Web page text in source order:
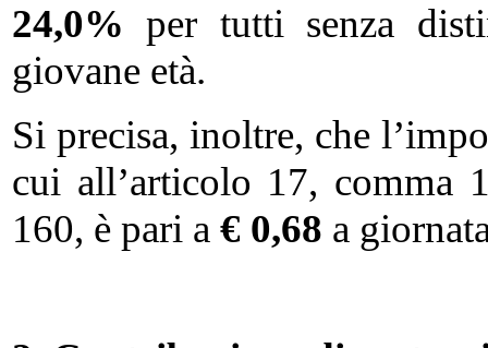
24,0% per tutti senza
giovane età.
Si precisa, inoltre, che
cui all’articolo 17, comma
160, è pari a € 0,68 a